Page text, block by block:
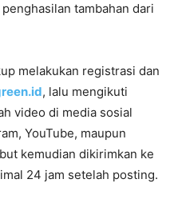
tambahan dari
melakukan registrasi dan
, lalu mengikuti
video di media sosial
YouTube, maupun
kemudian dikirimkan ke
24 jam setelah posting.